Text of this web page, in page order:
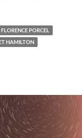
FLORENCE PORCEL
HAMILTON